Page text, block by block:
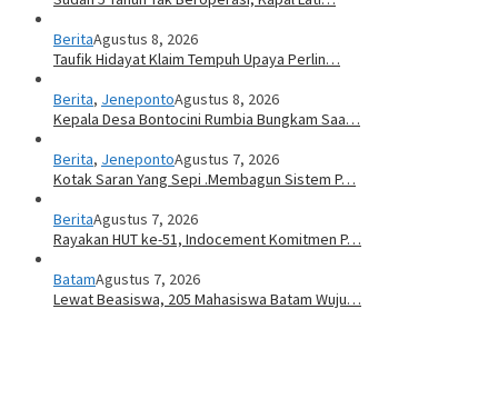
BeritaAgustus 8, 2026
Taufik Hidayat Klaim Tempuh Upaya Perlin…
Berita, JenepontoAgustus 8, 2026
Kepala Desa Bontocini Rumbia Bungkam Saa…
Berita, JenepontoAgustus 7, 2026
Kotak Saran Yang Sepi .Membagun Sistem P…
BeritaAgustus 7, 2026
Rayakan HUT ke-51, Indocement Komitmen P…
BatamAgustus 7, 2026
Lewat Beasiswa, 205 Mahasiswa Batam Wuju…